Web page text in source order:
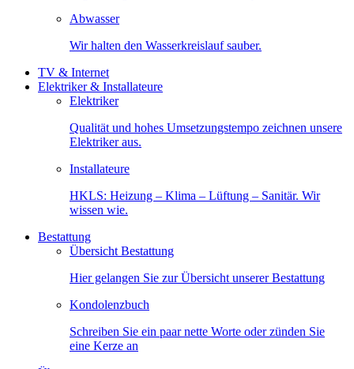
Abwasser
Wir halten den Wasserkreislauf sauber.
TV & Internet
Elektriker & Installateure
Elektriker
Qualität und hohes Umsetzungstempo zeichnen unsere
Elektriker aus.
Installateure
HKLS: Heizung – Klima – Lüftung – Sanitär. Wir
wissen wie.
Bestattung
Übersicht Bestattung
Hier gelangen Sie zur Übersicht unserer Bestattung
Kondolenzbuch
Schreiben Sie ein paar nette Worte oder zünden Sie
eine Kerze an